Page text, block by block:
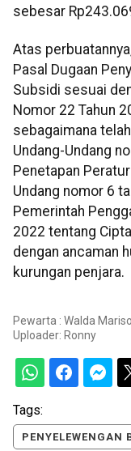
sebesar
Atas
Pasal Dugaan
Subsidi sesuai
Nomor 22 Tahun
sebagaimana
Undang-Undang
Penetapan
Undang nomor 6
Pemerintah
2022 tentang
dengan ancaman
kurungan penjara.
Pewarta : Walda
Uploader: Ronny
Tags:
PENYELEWENGAN